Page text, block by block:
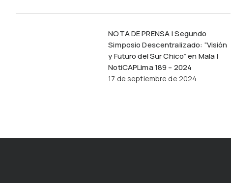
NOTA DE PRENSA | Segundo
Simposio Descentralizado: “Visión
y Futuro del Sur Chico” en Mala |
NotiCAPLima 189 – 2024
17 de septiembre de 2024